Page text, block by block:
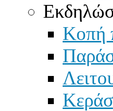
Κοπή